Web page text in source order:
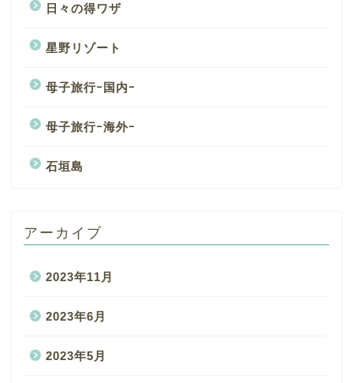
日々の得ワザ
星野リゾート
母子旅行ｰ国内ｰ
母子旅行ｰ海外ｰ
石垣島
アーカイブ
2023年11月
2023年6月
2023年5月